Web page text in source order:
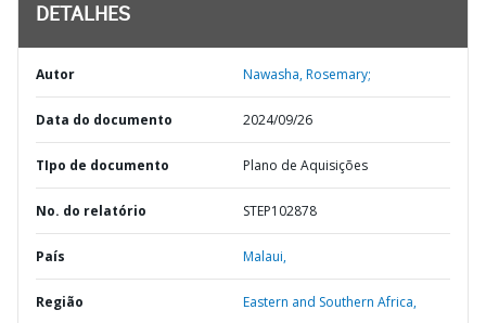
DETALHES
Autor Nawasha, Rosemary;
Data do documento 2024/09/26
TIpo de documento Plano de Aquisições
No. do relatório STEP102878
País Malaui,
Região Eastern and Southern Africa,